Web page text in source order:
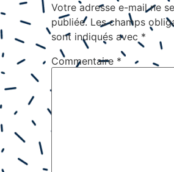
Votre adresse e-mail ne
publiée. Les champs
sont indiqués avec *
Commentaire *